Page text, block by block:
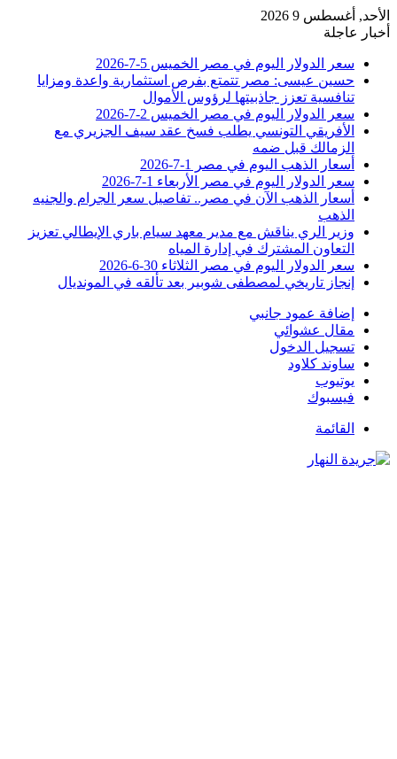
الأحد, أغسطس 9 2026
أخبار عاجلة
سعر الدولار اليوم في مصر الخميس 5-7-2026
حسين عيسى: مصر تتمتع بفرص استثمارية واعدة ومزايا
تنافسية تعزز جاذبيتها لرؤوس الأموال
سعر الدولار اليوم في مصر الخميس 2-7-2026
الأفريقي التونسي يطلب فسخ عقد سيف الجزيري مع
الزمالك قبل ضمه
أسعار الذهب اليوم في مصر 1-7-2026
سعر الدولار اليوم في مصر الأربعاء 1-7-2026
أسعار الذهب الآن في مصر.. تفاصيل سعر الجرام والجنيه
الذهب
وزير الري يناقش مع مدير معهد سيام باري الإيطالي تعزيز
التعاون المشترك في إدارة المياه
سعر الدولار اليوم في مصر الثلاثاء 30-6-2026
إنجاز تاريخي لمصطفى شوبير بعد تألقه في المونديال
إضافة عمود جانبي
مقال عشوائي
تسجيل الدخول
ساوند كلاود
يوتيوب
فيسبوك
القائمة